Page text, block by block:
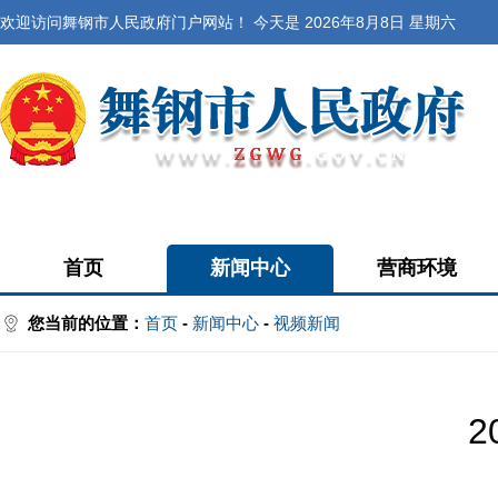
欢迎访问舞钢市人民政府门户网站！ 今天是 2026年8月8日 星期六
首页 新闻中心 营商环境
您当前的位置： 首页 - 新闻中心 - 视频新闻